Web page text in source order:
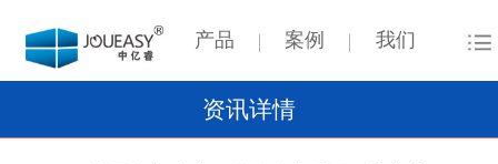
产品 案例 我们
资讯详情